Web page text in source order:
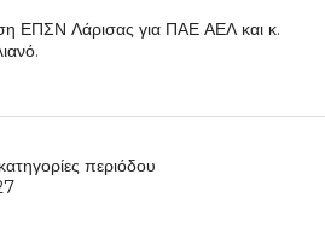
ΕΠΣΝ Λάρισας για ΠΑΕ ΑΕΛ και κ.
περιόδου